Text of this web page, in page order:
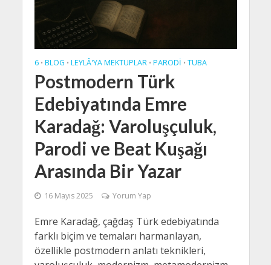
6 • BLOG • LEYLÂ'YA MEKTUPLAR • PARODI • TUBA
Postmodern Türk
Edebiyatında Emre
Karadağ: Varoluşçuluk,
Parodi ve Beat Kuşağı
Arasında Bir Yazar
16 Mayıs 2025 Yorum Yap
Emre Karadağ, çağdaş Türk edebiyatında
farklı biçim ve temaları harmanlayan,
özellikle postmodern anlatı teknikleri,